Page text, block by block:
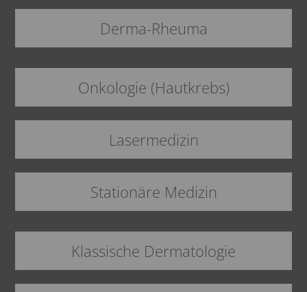
Derma-Rheuma
Onkologie (Hautkrebs)
Lasermedizin
Stationäre Medizin
Klassische Dermatologie